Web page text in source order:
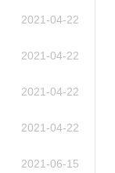
2021-04-22
2021-04-22
2021-04-22
2021-04-22
2021-06-15